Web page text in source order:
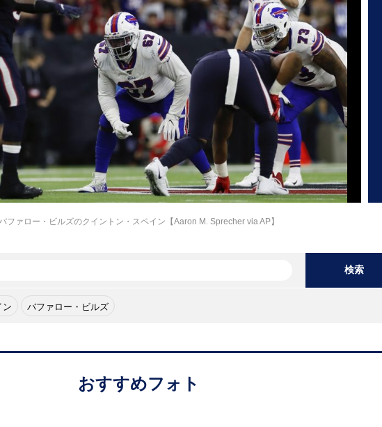
ファロー・ビルズのクイントン・スペイン【Aaron M. Sprecher via AP】
検索
ン バファロー・ビルズ
おすすめフォト